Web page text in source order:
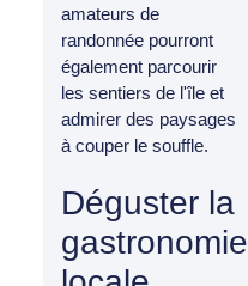
amateurs de
randonnée pourront
également parcourir
les sentiers de l'île et
admirer des paysages
à couper le souffle.
Déguster la
gastronomie